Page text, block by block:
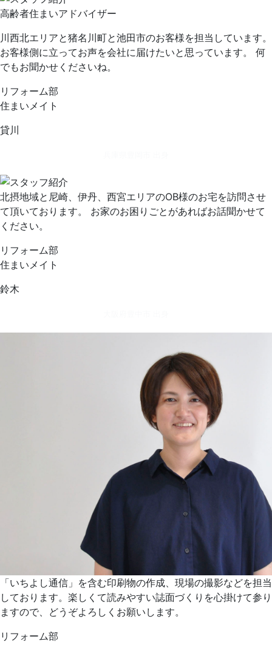
高齢者住まいアドバイザー
川西北エリアと猪名川町と池田市のお客様を担当しています。
お客様側に立ってお声を会社に届けたいと思っています。 何
でもお聞かせくださいね。
リフォーム部
住まいメイト
貸川
北摂地域と尼崎、伊丹、西宮エリアのOB様のお宅を訪問させ
て頂いております。 お家のお困りごとがあればお話聞かせて
ください。
リフォーム部
住まいメイト
鈴木
「いちよし通信」を含む印刷物の作成、現場の撮影などを担当
しております。楽しくて読みやすい誌面づくりを心掛けて参り
ますので、どうぞよろしくお願いします。
リフォーム部